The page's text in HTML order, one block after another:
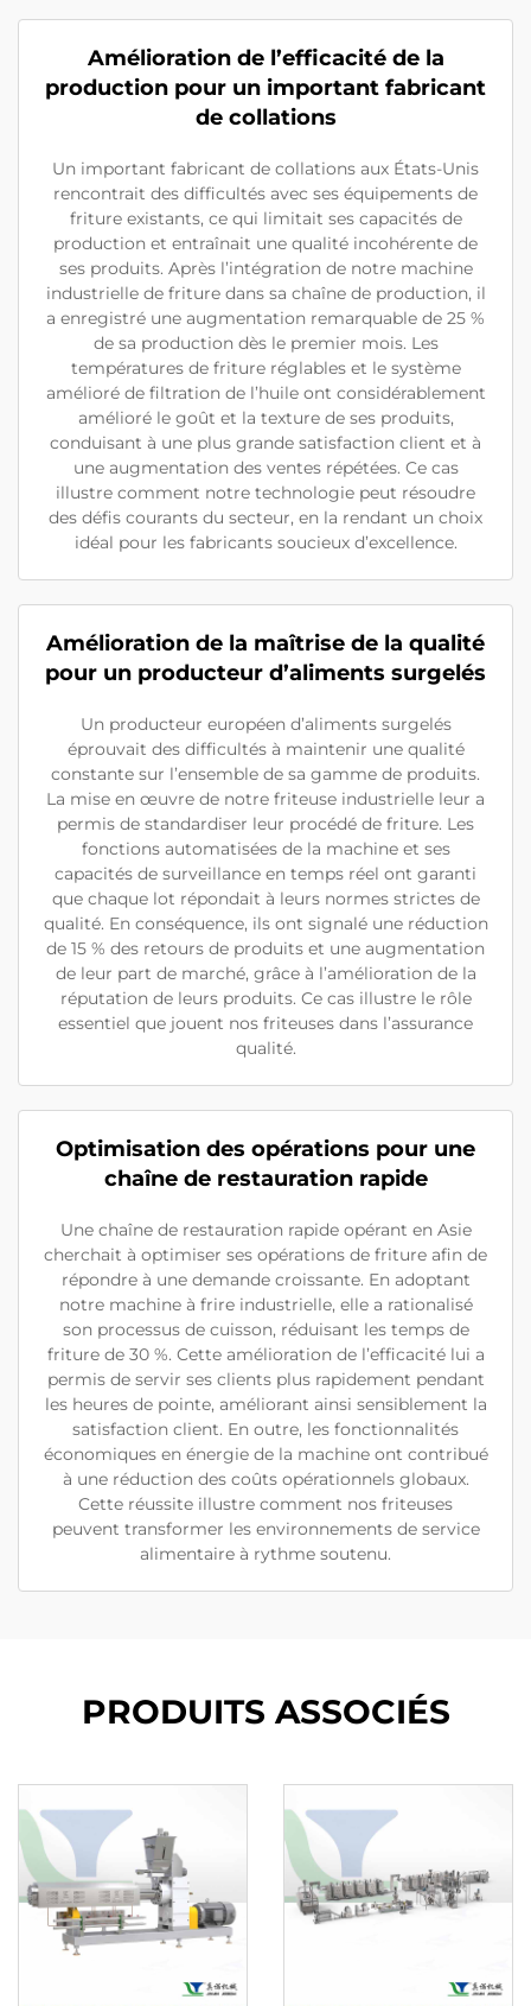
Amélioration de l’efficacité de la
production pour un important fabricant
de collations
Un important fabricant de collations aux États-Unis
rencontrait des difficultés avec ses équipements de
friture existants, ce qui limitait ses capacités de
production et entraînait une qualité incohérente de
ses produits. Après l’intégration de notre machine
industrielle de friture dans sa chaîne de production, il
a enregistré une augmentation remarquable de 25 %
de sa production dès le premier mois. Les
températures de friture réglables et le système
amélioré de filtration de l’huile ont considérablement
amélioré le goût et la texture de ses produits,
conduisant à une plus grande satisfaction client et à
une augmentation des ventes répétées. Ce cas
illustre comment notre technologie peut résoudre
des défis courants du secteur, en la rendant un choix
idéal pour les fabricants soucieux d’excellence.
Amélioration de la maîtrise de la qualité
pour un producteur d’aliments surgelés
Un producteur européen d’aliments surgelés
éprouvait des difficultés à maintenir une qualité
constante sur l’ensemble de sa gamme de produits.
La mise en œuvre de notre friteuse industrielle leur a
permis de standardiser leur procédé de friture. Les
fonctions automatisées de la machine et ses
capacités de surveillance en temps réel ont garanti
que chaque lot répondait à leurs normes strictes de
qualité. En conséquence, ils ont signalé une réduction
de 15 % des retours de produits et une augmentation
de leur part de marché, grâce à l’amélioration de la
réputation de leurs produits. Ce cas illustre le rôle
essentiel que jouent nos friteuses dans l’assurance
qualité.
Optimisation des opérations pour une
chaîne de restauration rapide
Une chaîne de restauration rapide opérant en Asie
cherchait à optimiser ses opérations de friture afin de
répondre à une demande croissante. En adoptant
notre machine à frire industrielle, elle a rationalisé
son processus de cuisson, réduisant les temps de
friture de 30 %. Cette amélioration de l’efficacité lui a
permis de servir ses clients plus rapidement pendant
les heures de pointe, améliorant ainsi sensiblement la
satisfaction client. En outre, les fonctionnalités
économiques en énergie de la machine ont contribué
à une réduction des coûts opérationnels globaux.
Cette réussite illustre comment nos friteuses
peuvent transformer les environnements de service
alimentaire à rythme soutenu.
PRODUITS ASSOCIÉS